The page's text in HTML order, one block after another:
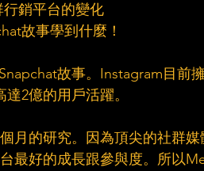
行銷平台的變化
故事學到什麼！
故事。Instagram目前
2億的用戶活躍。
月的研究。因為頂尖的社群
最好的成長跟參與度。所以